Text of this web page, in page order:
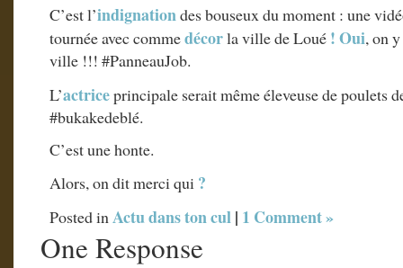
C’est l’indignationdes bouseux du moment : une
tournée avec commedécorla ville de Loué !Oui, on
ville !!! #PanneauJob.
L’actriceprincipale serait même éleveuse de poulets
#bukakedeblé.
C’est une honte.
Alors, on dit merci qui ?
Posted inActu dans ton cul| 1 Comment »
One Response